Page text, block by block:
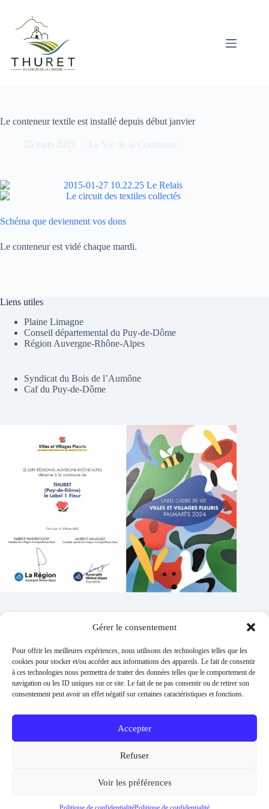
Gérer le consentement
Pour offrir les meilleures expériences, nous utilisons des technologies telles que les
cookies pour stocker et/ou accéder aux informations des appareils. Le fait de consentir
à ces technologies nous permettra de traiter des données telles que le comportement de
navigation ou les ID uniques sur ce site. Le fait de ne pas consentir ou de retirer son
consentement peut avoir un effet négatif sur certaines caractéristiques et fonctions.
Accepter
Refuser
Voir les préférences
contenu
Le conteneur textile est installé depuis début janvier
25 mars 2015 La Vie de la Commune
Schéma que deviennent vos dons
Le conteneur est vidé chaque mardi.
Liens utiles
Plaine Limagne
Conseil départemental du Puy-de-Dôme
Région Auvergne-Rhône-Alpes
Syndicat du Bois de l’Aumône
Caf du Puy-de-Dôme
Addresse :
1 place de l'église 63260 Thuret
Phone:
04 73 97 91 58
E-mail :
Permanences :
Lundi et jeudi 13h30 - 17h30 / Mardi et
Copyright © 2026 -
Mentions légales-Politique de